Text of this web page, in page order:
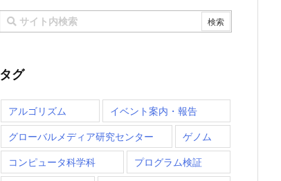
タグ
アルゴリズム イベント案内・報告
グローバルメディア研究センター ゲノム
コンピュータ科学科 プログラム検証